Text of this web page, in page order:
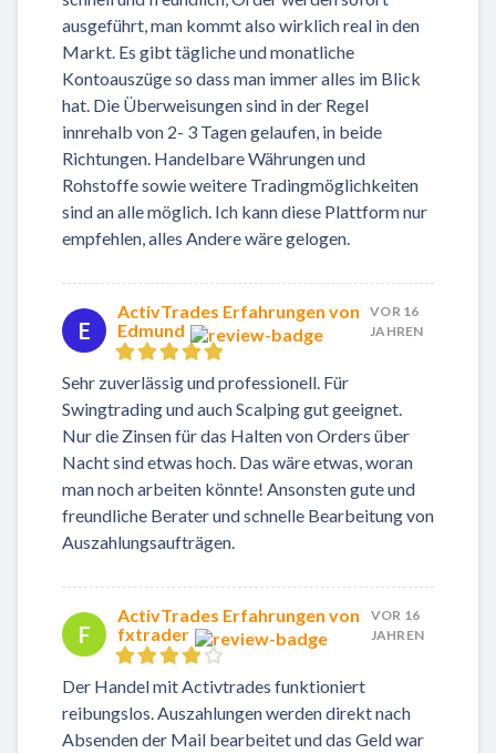
ausgeführt, man kommt also wirklich real in den
Markt. Es gibt tägliche und monatliche
Kontoauszüge so dass man immer alles im Blick
hat. Die Überweisungen sind in der Regel
innrehalb von 2- 3 Tagen gelaufen, in beide
Richtungen. Handelbare Währungen und
Rohstoffe sowie weitere Tradingmöglichkeiten
sind an alle möglich. Ich kann diese Plattform nur
empfehlen, alles Andere wäre gelogen.
E
ActivTrades Erfahrungen von
Edmund
VOR 16
JAHREN
Sehr zuverlässig und professionell. Für
Swingtrading und auch Scalping gut geeignet.
Nur die Zinsen für das Halten von Orders über
Nacht sind etwas hoch. Das wäre etwas, woran
man noch arbeiten könnte! Ansonsten gute und
freundliche Berater und schnelle Bearbeitung von
Auszahlungsaufträgen.
F
ActivTrades Erfahrungen von
fxtrader
VOR 16
JAHREN
Der Handel mit Activtrades funktioniert
reibungslos. Auszahlungen werden direkt nach
Absenden der Mail bearbeitet und das Geld war